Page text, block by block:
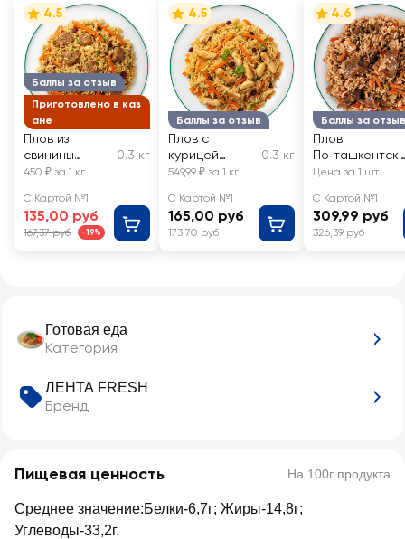
Готовая еда
Категория
ЛЕНТА FRESH
Бренд
Пищевая ценность На 100г продукта
Среднее значение:Белки-6,7г; Жиры-14,8г;
Углеводы-33,2г.
Баллы за отзыв
Приготовлено в каз
ане
4.5
Плов из
свинины
ЛЕНТА FRESH,
0.3 кг
450 ₽ за 1 кг
С Картой №1
135,00 руб
167,37 руб -19%
Баллы за отзыв
4.5
Плов с
курицей
ЛЕНТА FRESH,
0.3 кг
549,99 ₽ за 1 кг
С Картой №1
165,00 руб
173,70 руб
Баллы за отзыв
4.6
Плов
По‑ташкентски
ЛЕНТА FRESH
Цена за 1 шт
С Картой №1
309,99 руб
326,39 руб